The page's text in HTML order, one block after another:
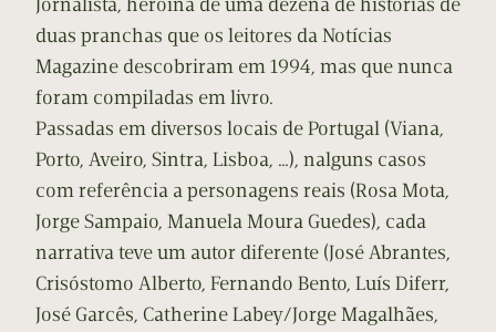
duas pranchas que os leitores da Notícias
Magazine descobriram em 1994, mas que nunca
foram compiladas em livro.
Passadas em diversos locais de Portugal (Viana,
Porto, Aveiro, Sintra, Lisboa, …), nalguns casos
com referência a personagens reais (Rosa Mota,
Jorge Sampaio, Manuela Moura Guedes), cada
narrativa teve um autor diferente (José Abrantes,
Crisóstomo Alberto, Fernando Bento, Luís Diferr,
José Garcês, Catherine Labey/Jorge Magalhães,